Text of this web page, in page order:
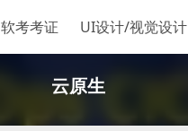
软考考证 UI设计/视觉设计
云原生